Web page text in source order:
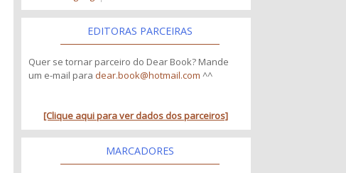
EDITORAS PARCEIRAS
Quer se tornar parceiro do Dear Book? Mande
um e-mail para dear.book@hotmail.com ^^
[Clique aqui para ver dados dos parceiros]
MARCADORES